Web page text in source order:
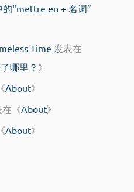
的“mettre en + 名词”
Time 发表在
哪里？ 》
About》
在《About》
About》